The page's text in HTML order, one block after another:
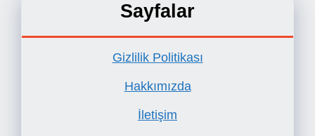
Sayfalar
Gizlilik Politikası
Hakkımızda
İletişim